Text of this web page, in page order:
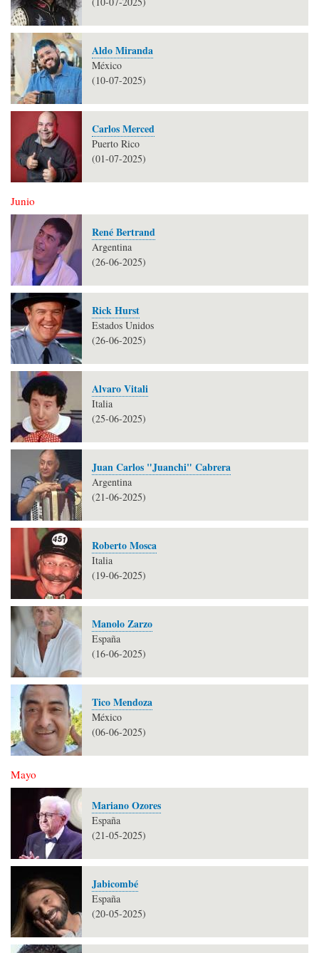
Aldo Miranda
México
(10-07-2025)
Carlos Merced
Puerto Rico
(01-07-2025)
Junio
René Bertrand
Argentina
(26-06-2025)
Rick Hurst
Estados Unidos
(26-06-2025)
Alvaro Vitali
Italia
(25-06-2025)
Juan Carlos "Juanchi" Cabrera
Argentina
(21-06-2025)
Roberto Mosca
Italia
(19-06-2025)
Manolo Zarzo
España
(16-06-2025)
Tico Mendoza
México
(06-06-2025)
Mayo
Mariano Ozores
España
(21-05-2025)
Jabicombé
España
(20-05-2025)